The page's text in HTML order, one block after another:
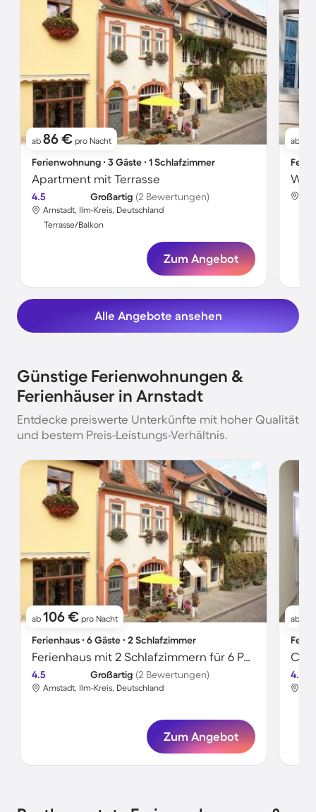
ab 86 € pro Nacht
Ferienwohnung ∙ 3 Gäste ∙ 1 Schlafzimmer
Apartment mit Terrasse
4.5 Großartig (2 Bewertungen)
Arnstadt, Ilm-Kreis, Deutschland
Terrasse/Balkon
Zum Angebot
ab
Alle Angebote ansehen
Günstige Ferienwohnungen &
Ferienhäuser in Arnstadt
Entdecke preiswerte Unterkünfte mit hoher Qualität
und bestem Preis-Leistungs-Verhältnis.
ab 106 € pro Nacht
Ferienhaus ∙ 6 Gäste ∙ 2 Schlafzimmer
Ferienhaus mit 2 Schlafzimmern für 6 Personen
4.5 Großartig (2 Bewertungen)
Arnstadt, Ilm-Kreis, Deutschland
Zum Angebot
ab
4.6